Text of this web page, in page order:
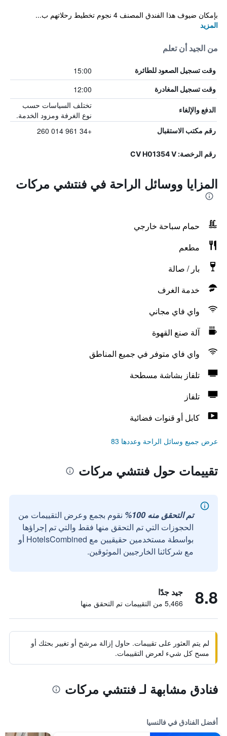
بإمكان ضيوف هذا الفندق المصنف 4 نجوم تخطيط رحلاتهم ب...
المزيد
من الجيد أن تعلم
وقت تسجيل الصعود للطائرة 15:00
وقت تسجيل المغادرة 12:00
الدفع والإلغاء
تختلف السياسات حسب
نوع الغرفة ومزود الخدمة.
رقم مكتب الاستقبال +34 961 014 260
رقم الرخصة: CV H01354 V
المزايا ووسائل الراحة في فنتشي مركات
حمام سباحة خارجي
مطعم
بار / صالة
خدمة الغرف
واي فاي مجاني
آلة صنع القهوة
واي فاي متوفر في جميع المناطق
تلفاز بشاشة مسطحة
تلفاز
كابل أو قنوات فضائية
عرض جميع وسائل الراحة وعددها 83
تقييمات حول فنتشي مركات
تم التحقق منه 100%
نقوم بجمع وعرض التقييمات من
الحجوزات التي تم التحقق منها فقط والتي تم إجراؤها
بواسطة مستخدمين حقيقيين مع HotelsCombined أو
مع شركائنا الخارجيين الموثوقين.
8.8 جيد جدًا
5,466 من التقييمات تم التحقق منها
لم يتم العثور على تقييمات. حاول إزالة مرشح أو تغيير بحثك أو
مسح كل شيء لعرض التقييمات.
فنادق مشابهة لـ فنتشي مركات
أفضل الفنادق في فالنسيا